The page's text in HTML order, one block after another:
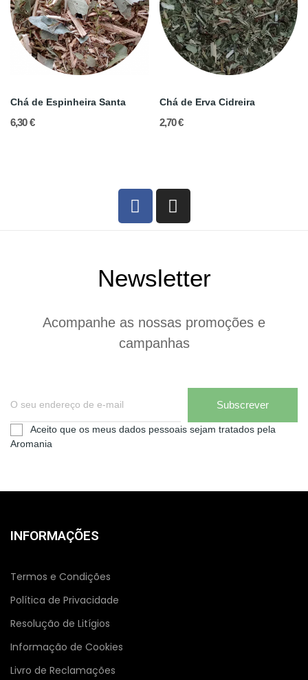
Chá de Espinheira Santa
6,30 €
Chá de Erva Cidreira
2,70 €
Newsletter
Acompanhe as nossas promoções e
campanhas
Subscrever
Aceito que os meus dados pessoais sejam tratados pela
Aromania
INFORMAÇÕES
Termos e Condições
Política de Privacidade
Resolução de Litígios
Informação de Cookies
Livro de Reclamações